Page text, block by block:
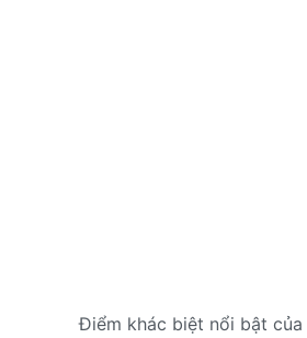
Điểm khác biệt nổi bật của